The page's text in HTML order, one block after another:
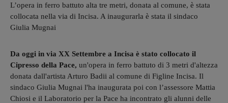
L’opera in ferro battuto alta tre metri, donata al comune, è stata
collocata nella via di Incisa. A inaugurarla è stata il sindaco
Giulia Mugnai
Da oggi in via XX Settembre a Incisa è stato collocato il
Cipresso della Pace, un'opera in ferro battuto di 3 metri d'altezza
donata dall'artista Arturo Badii al comune di Figline Incisa. Il
sindaco Giulia Mugnai l'ha inaugurata poi con l’assessore Mattia
Chiosi e il Laboratorio per la Pace ha incontrato gli alunni delle